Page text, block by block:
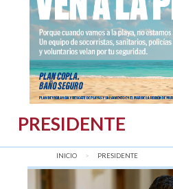
PRESIDENTE
INICIO AQUÍ:
PRESIDENTE